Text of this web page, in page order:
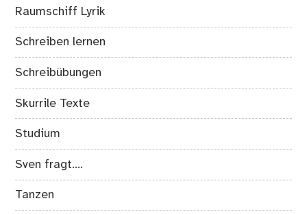
Raumschiff Lyrik
Schreiben lernen
Schreibübungen
Skurrile Texte
Studium
Sven fragt….
Tanzen